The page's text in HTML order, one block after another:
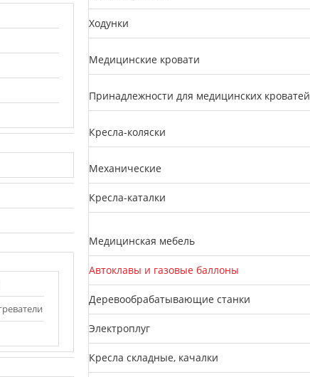
Ходунки
Медицинские кровати
Принадлежности для медицинских кроватей
Кресла-коляски
Механические
Кресла-каталки
Медицинская мебель
Автоклавы и газовые баллоны
Деревообрабатывающие станки
Электроплуг
Кресла складные, качалки